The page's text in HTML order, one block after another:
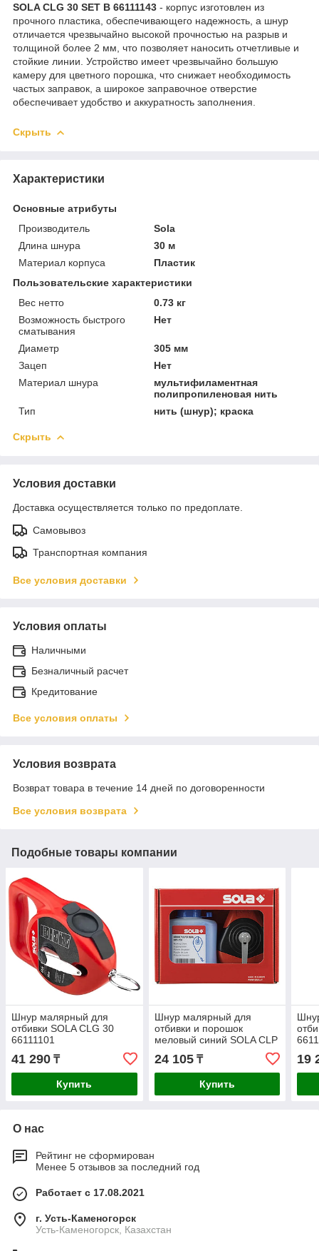
SOLA CLG 30 SET B 66111143 - корпус изготовлен из
прочного пластика, обеспечивающего надежность, а шнур
отличается чрезвычайно высокой прочностью на разрыв и
толщиной более 2 мм, что позволяет наносить отчетливые и
стойкие линии. Устройство имеет чрезвычайно большую
камеру для цветного порошка, что снижает необходимость
частых заправок, а широкое заправочное отверстие
обеспечивает удобство и аккуратность заполнения.
Скрыть
Характеристики
Основные атрибуты
Производитель
Sola
Длина шнура
30 м
Материал корпуса
Пластик
Пользовательские характеристики
Вес нетто
0.73 кг
Возможность быстрого
сматывания
Нет
Диаметр
305 мм
Зацеп
Нет
Материал шнура
мультифиламентная
полипропиленовая нить
Тип
нить (шнур); краска
Скрыть
Условия доставки
Доставка осуществляется только по предоплате.
Самовывоз
Транспортная компания
Все условия доставки
Условия оплаты
Наличными
Безналичный расчет
Кредитование
Все условия оплаты
Условия возврата
Возврат товара в течение 14 дней по договоренности
Все условия возврата
Подобные товары компании
Шнур малярный для
отбивки SOLA CLG 30
66111101
41 290 ₸
Купить
Шнур малярный для
отбивки и порошок
меловый синий SOLA CLP
30 SET B 66110643
24 105₸
Купить
19
О нас
Рейтинг не сформирован
Менее 5 отзывов за последний год
Работает с 17.08.2021
г. Усть-Каменогорск
Усть-Каменогорск, Казахстан